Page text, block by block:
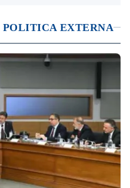
POLITICA EXTERNA